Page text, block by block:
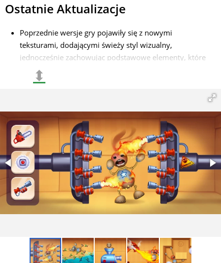
Ostatnie Aktualizacje
Poprzednie wersje gry pojawiły się z nowymi
teksturami, dodającymi świeży styl wizualny,
jednocześnie zachowując podstawowe elementy, które
tak podobają się użytkownikom;
Dodano nową funkcję, w której Buddy, główny bohater,
musi jeść i wydalać, co dodaje niezwykły, ale intrygujący
poziom realizmu do gry. Funkcja ta odblokowuje się po
osiągnięciu trzech nokautów od zera, co czyni ją
unikalnym wyzwaniem;
Dodatek “Puchar Zębów” – tutaj musisz zebrać jak
najwięcej zębów, aby wygrać główną nagrodę, co nadaje
rozgrywce zabawny i rywalizacyjny charakter.
⬍